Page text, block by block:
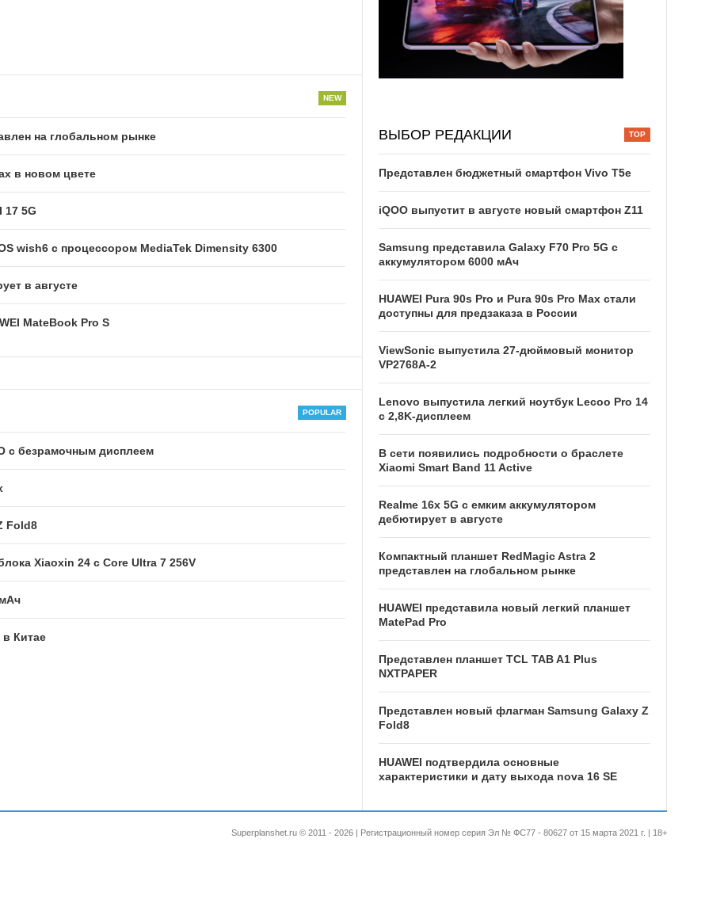
на глобальном рынке
в новом цвете
5G
wish6 с процессором MediaTek Dimensity 6300
в августе
MateBook Pro S
с безрамочным дисплеем
Fold8
Xiaoxin 24 с Core Ultra 7 256V
Китае
ВЫБОР РЕДАКЦИИ
Представлен бюджетный смартфон Vivo T5e
iQOO выпустит в августе новый смартфон Z11
Samsung представила Galaxy F70 Pro 5G с
аккумулятором 6000 мАч
HUAWEI Pura 90s Pro и Pura 90s Pro Max стали
доступны для предзаказа в России
ViewSonic выпустила 27-дюймовый монитор
VP2768A-2
Lenovo выпустила легкий ноутбук Lecoo Pro 14
с 2,8K-дисплеем
В сети появились подробности о браслете
Xiaomi Smart Band 11 Active
Realme 16x 5G с емким аккумулятором
дебютирует в августе
Компактный планшет RedMagic Astra 2
представлен на глобальном рынке
HUAWEI представила новый легкий планшет
MatePad Pro
Представлен планшет TCL TAB A1 Plus
NXTPAPER
Представлен новый флагман Samsung Galaxy Z
Fold8
HUAWEI подтвердила основные
характеристики и дату выхода nova 16 SE
Superplanshet.ru © 2011 - 2026 | Регистрационный номер серия Эл № ФС77 - 80627 от 15 марта 2021 г. | 18+